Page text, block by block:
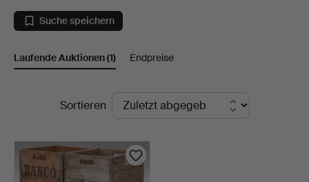
Auktionsmagasinet
Vänersborg
Suche speichern
Laufende Auktionen(1) Endpreise
LaufendeSortieren